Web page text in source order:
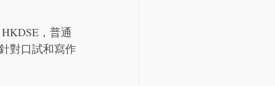
，普通
對口試和寫作